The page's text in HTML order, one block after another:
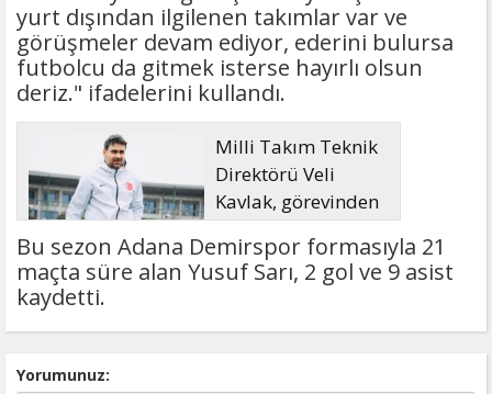
yurt dışından ilgilenen takımlar var ve
görüşmeler devam ediyor, ederini bulursa
futbolcu da gitmek isterse hayırlı olsun
deriz." ifadelerini kullandı.
Milli Takım Teknik
Direktörü Veli
Kavlak, görevinden
ayrıldı
Bu sezon Adana Demirspor formasıyla 21
maçta süre alan Yusuf Sarı, 2 gol ve 9 asist
kaydetti.
Yorumunuz: